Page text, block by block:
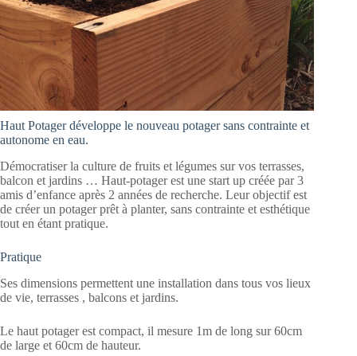
Haut Potager développe le nouveau potager sans contrainte et
autonome en eau.
Démocratiser la culture de fruits et légumes sur vos terrasses,
balcon et jardins … Haut-potager est une start up créée par 3
amis d’enfance après 2 années de recherche. Leur objectif est
de créer un potager prêt à planter, sans contrainte et esthétique
tout en étant pratique.
Pratique
Ses dimensions permettent une installation dans tous vos lieux
de vie, terrasses , balcons et jardins.
Le haut potager est compact, il mesure 1m de long sur 60cm
de large et 60cm de hauteur.